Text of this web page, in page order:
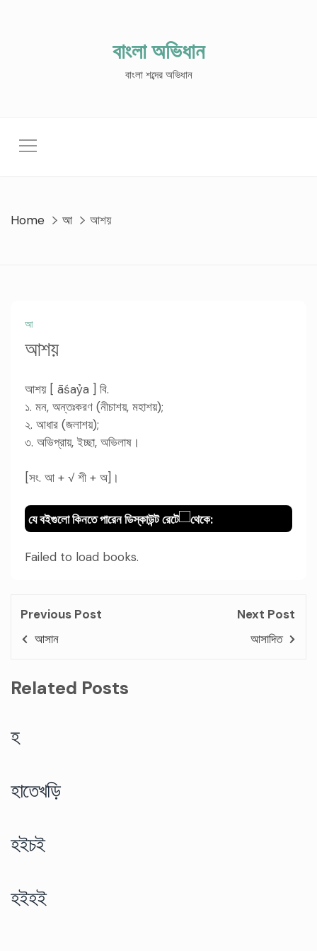
বাংলা অভিধান
বাংলা শব্দের অভিধান
Home আ আশয়
আ
আশয়
আশয় [ āśaỷa ] বি.
১. মন, অন্তঃকরণ (নীচাশয়, মহাশয়);
২. আধার (জলাশয়);
৩. অভিপ্রায়, ইচ্ছা, অভিলাষ।
[সং. আ + √ শী + অ]।
যে বইগুলো কিনতে পারেন ডিস্কাউন্ট রেটে থেকে:
Failed to load books.
Previous Post
আসান
Next Post
আসাদিত
Related Posts
হ
হাতেখড়ি
হইচই
হইহই